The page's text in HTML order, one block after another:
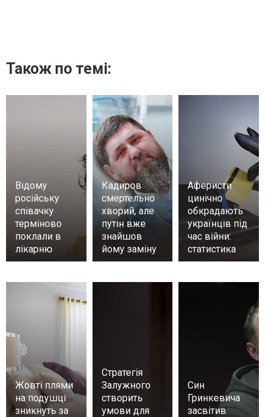
Також по темі:
Відому
російську
співачку
терміново
поклали в
лікарню
Кадиров
смертельно
хворий, але
путін вже
знайшов
йому заміну
Аферисти
цинічно
обкрадають
українців під
час війни:
статистика
Жовті плями
на подушці
зникнуть за
Стратегія
Залужного
створить
умови для
Син
Гринкевича
засвітив